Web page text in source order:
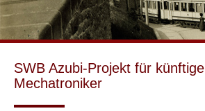
SWB Azubi-Projekt für künftige
Mechatroniker